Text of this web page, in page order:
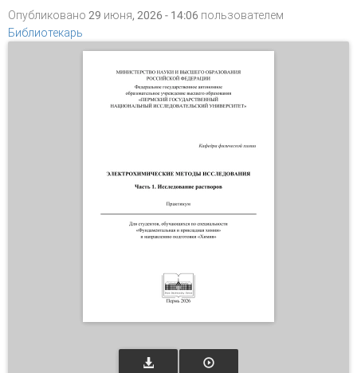
Опубликовано 29 июня, 2026 - 14:06 пользователем
Библиотекарь